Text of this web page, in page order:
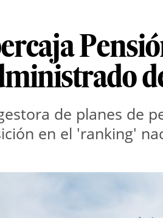
de planes de
en el 'ranking'